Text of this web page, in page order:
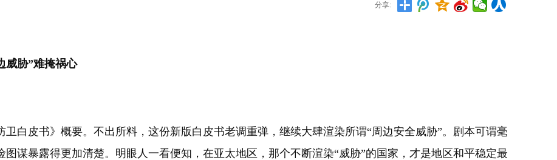
分享:
威胁”难掩祸心
皮书》概要。不出所料，这份新版白皮书老调重弹，继续大肆渲染所谓“周边安全威胁”。剧本可谓毫
谋暴露得更加清楚。明眼人一看便知，在亚太地区，那个不断渲染“威胁”的国家，才是地区和平稳定最